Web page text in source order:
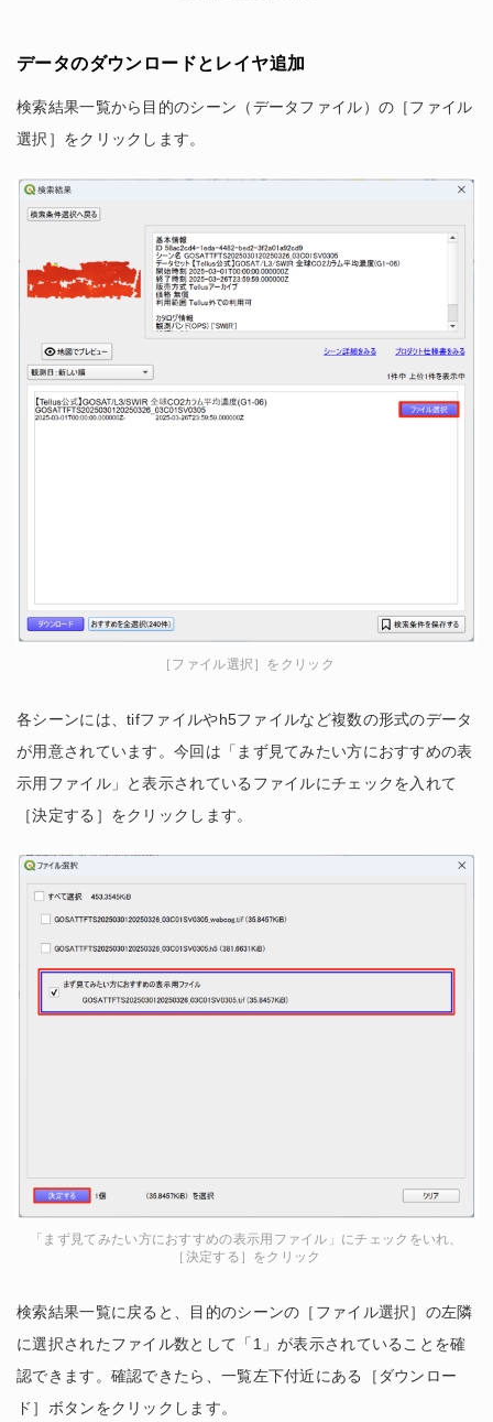
データのダウンロードとレイヤ追加
検索結果一覧から目的のシーン（データファイル）の［ファイル
選択］をクリックします。
［ファイル選択］をクリック
各シーンには、tifファイルやh5ファイルなど複数の形式のデータ
が用意されています。今回は「まず見てみたい方におすすめの表
示用ファイル」と表示されているファイルにチェックを入れて
［決定する］をクリックします。
「まず見てみたい方におすすめの表示用ファイル」にチェックをいれ、
［決定する］をクリック
検索結果一覧に戻ると、目的のシーンの［ファイル選択］の左隣
に選択されたファイル数として「1」が表示されていることを確
認できます。確認できたら、一覧左下付近にある［ダウンロー
ド］ボタンをクリックします。